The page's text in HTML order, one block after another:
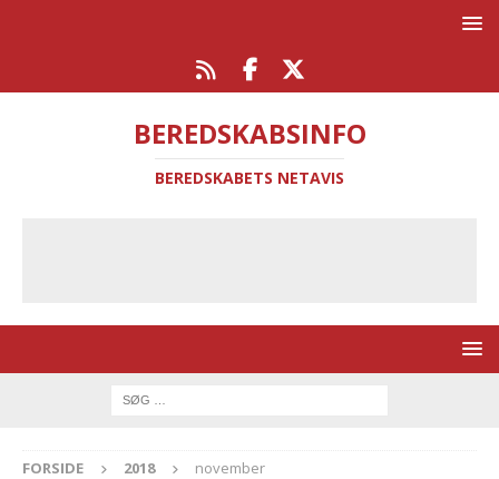
BEREDSKABSINFO
BEREDSKABETS NETAVIS
FORSIDE 2018 november